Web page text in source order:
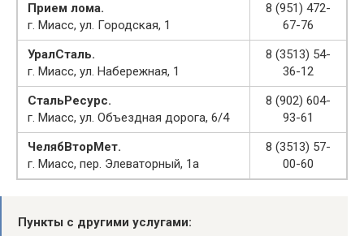
Прием лома.
г. Миасс, ул. Городская, 1
8 (951) 472-
67-76
УралСталь.
г. Миасс, ул. Набережная, 1
8 (3513) 54-
36-12
СтальРесурс.
г. Миасс, ул. Объездная дорога, 6/4
8 (902) 604-
93-61
ЧелябВторМет.
г. Миасс, пер. Элеваторный, 1а
8 (3513) 57-
00-60
Пункты с другими услугами: